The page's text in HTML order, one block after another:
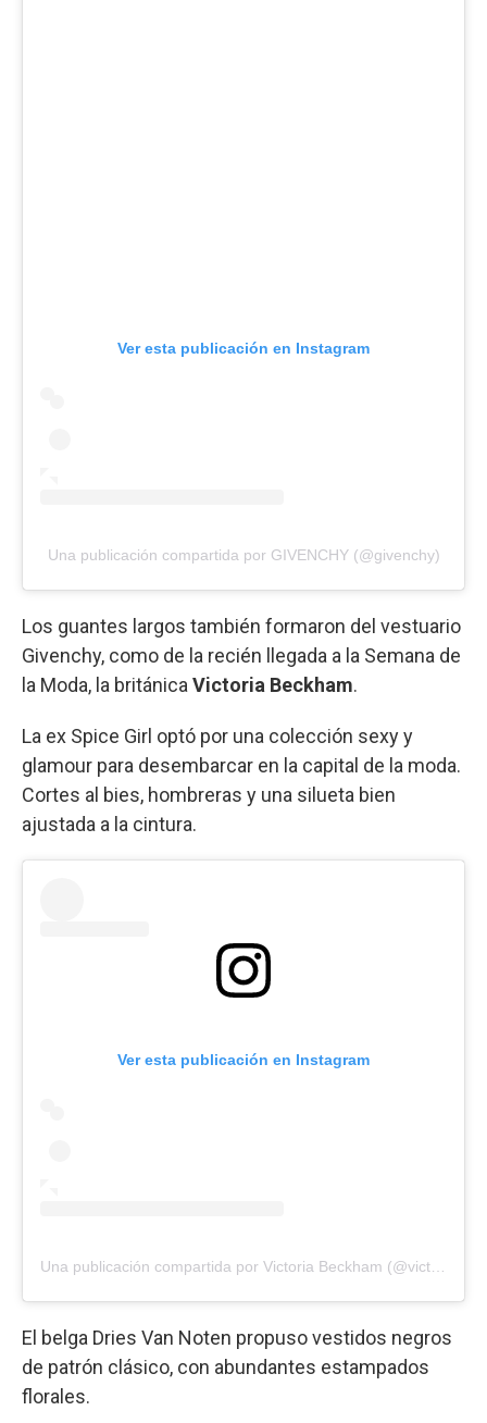
Ver esta publicación en Instagram
Una publicación compartida por GIVENCHY (@givenchy)
Los guantes largos también formaron del vestuario
Givenchy, como de la recién llegada a la Semana de
la Moda, la británica Victoria Beckham.
La ex Spice Girl optó por una colección sexy y
glamour para desembarcar en la capital de la moda.
Cortes al bies, hombreras y una silueta bien
ajustada a la cintura.
Ver esta publicación en Instagram
El belga Dries Van Noten propuso vestidos negros
de patrón clásico, con abundantes estampados
florales.